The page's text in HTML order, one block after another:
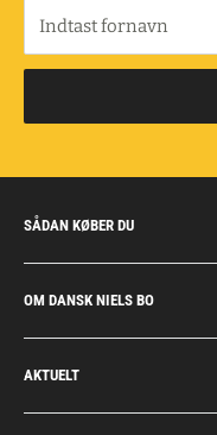
Indtast fornavn
SÅDAN KØBER DU
Handelsbetingelser
Fragt og retur
Privatkunder/erhverv
Fakturaaftale
OM DANSK NIELS BO
Om Dansk Niels Bo
Privatlivspolitik
Job
AKTUELT
Personlig rådgivning